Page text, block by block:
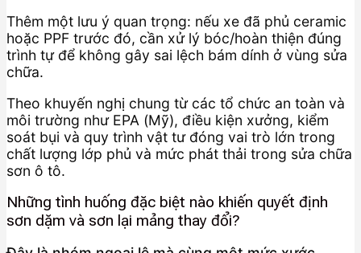
Thêm một lưu ý quan trọng: nếu xe đã phủ ceramic
hoặc PPF trước đó, cần xử lý bóc/hoàn thiện đúng
trình tự để không gây sai lệch bám dính ở vùng sửa
chữa.
Theo khuyến nghị chung từ các tổ chức an toàn và
môi trường như EPA (Mỹ), điều kiện xưởng, kiểm
soát bụi và quy trình vật tư đóng vai trò lớn trong
chất lượng lớp phủ và mức phát thải trong sửa chữa
sơn ô tô.
Những tình huống đặc biệt nào khiến quyết định
sơn dặm và sơn lại mảng thay đổi?